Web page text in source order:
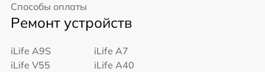
Способы оплаты
Ремонт устройств
iLife A9S
iLife A7
iLife V55
iLife A40